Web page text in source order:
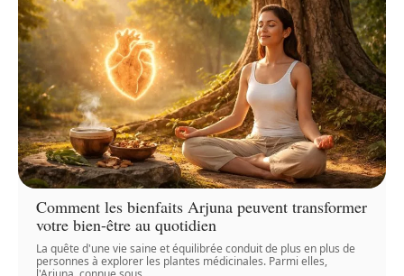
Comment les bienfaits Arjuna peuvent transformer
votre bien-être au quotidien
La quête d'une vie saine et équilibrée conduit de plus en plus de
personnes à explorer les plantes médicinales. Parmi elles,